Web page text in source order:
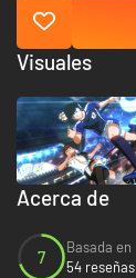
Acerca de
7
Basada en
54 reseñas
Visuales